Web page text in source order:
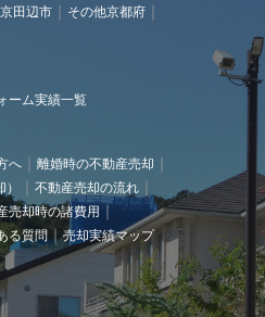
京田辺市
その他京都府
ーム実績一覧
へ
離婚時の不動産売却
不動産売却の流れ
売却時の諸費用
る質問 売却実績マップ